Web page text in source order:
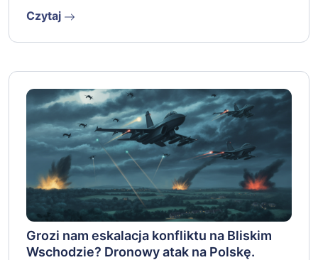
Czytaj
Grozi nam eskalacja konfliktu na Bliskim
Wschodzie? Dronowy atak na Polskę.